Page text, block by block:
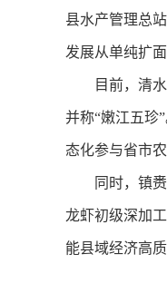
县水产管理总
发展从单纯扩
目前，清水小
并称“嫩江五珍
态化参与省市
同时，镇赉
龙虾初级深加
能县域经济高